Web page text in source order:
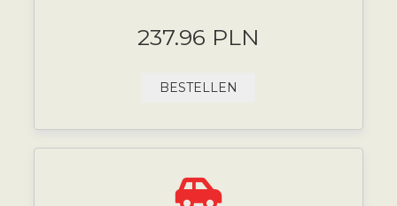
237.96 PLN
BESTELLEN